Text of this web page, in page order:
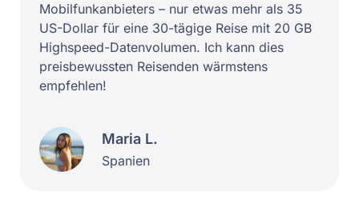
Mobilfunkanbieters – nur etwas mehr als 35
US-Dollar für eine 30-tägige Reise mit 20 GB
Highspeed-Datenvolumen. Ich kann dies
preisbewussten Reisenden wärmstens
empfehlen!
Maria L.
Spanien